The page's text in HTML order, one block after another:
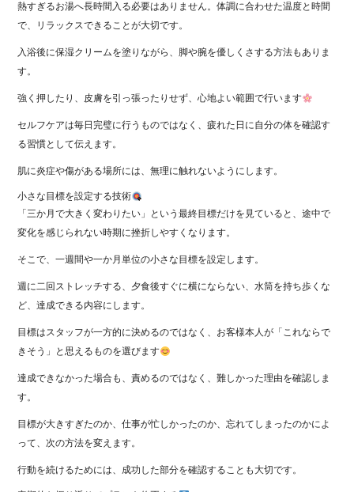
熱すぎるお湯へ長時間入る必要はありません。体調に合わせた温度と時間
で、リラックスできることが大切です。
入浴後に保湿クリームを塗りながら、脚や腕を優しくさする方法もありま
す。
強く押したり、皮膚を引っ張ったりせず、心地よい範囲で行います
セルフケアは毎日完璧に行うものではなく、疲れた日に自分の体を確認す
る習慣として伝えます。
肌に炎症や傷がある場所には、無理に触れないようにします。
小さな目標を設定する技術
「三か月で大きく変わりたい」という最終目標だけを見ていると、途中で
変化を感じられない時期に挫折しやすくなります。
そこで、一週間や一か月単位の小さな目標を設定します。
週に二回ストレッチする、夕食後すぐに横にならない、水筒を持ち歩くな
ど、達成できる内容にします。
目標はスタッフが一方的に決めるのではなく、お客様本人が「これならで
きそう」と思えるものを選びます
達成できなかった場合も、責めるのではなく、難しかった理由を確認しま
す。
目標が大きすぎたのか、仕事が忙しかったのか、忘れてしまったのかによ
って、次の方法を変えます。
行動を続けるためには、成功した部分を確認することも大切です。